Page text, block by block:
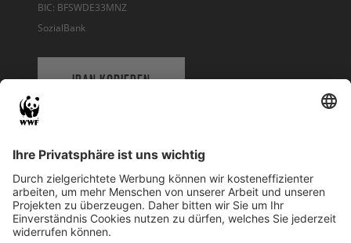
BIC: BFSWDE33MNZ
SozialBank
IBAN KOPIEREN
WWF Deutschland
Reinhardtstr. 18
10117 Berlin